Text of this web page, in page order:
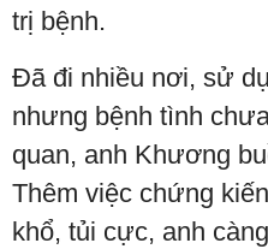
trị bệnh.
Đã đi nhiều nơi, sử
nhưng bệnh tình
quan, anh Khương
Thêm việc chứng
khổ, tủi cực, anh